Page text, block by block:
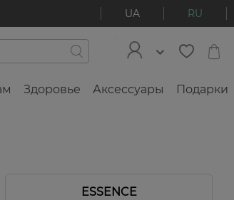
UA RU
Здоровье Аксессуары Подарки
ESSENCE